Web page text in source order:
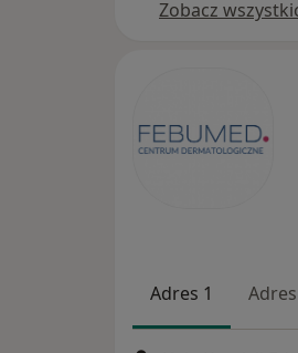
Zobacz
Adres 1